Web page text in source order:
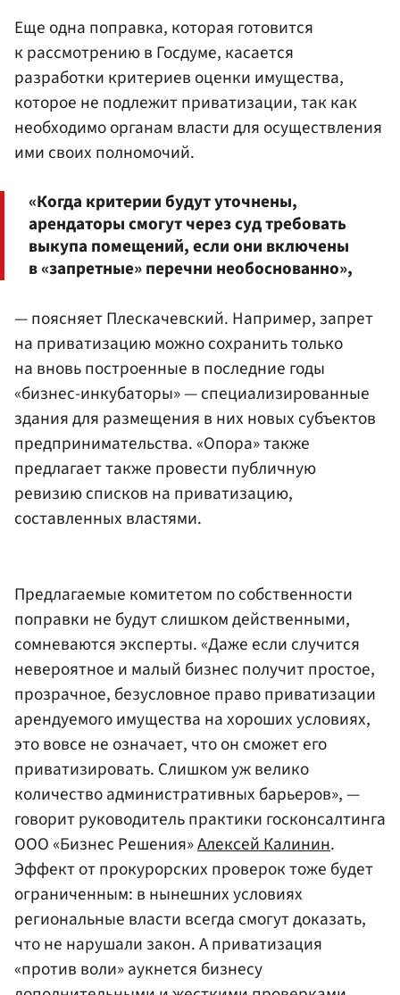
Еще одна поправка, которая готовится
к рассмотрению в Госдуме, касается
разработки критериев оценки имущества,
которое не подлежит приватизации, так как
необходимо органам власти для осуществления
ими своих полномочий.
«Когда критерии будут уточнены,
арендаторы смогут через суд требовать
выкупа помещений, если они включены
в «запретные» перечни необоснованно»,
— поясняет Плескачевский. Например, запрет
на приватизацию можно сохранить только
на вновь построенные в последние годы
«бизнес-инкубаторы» — специализированные
здания для размещения в них новых субъектов
предпринимательства. «Опора» также
предлагает также провести публичную
ревизию списков на приватизацию,
составленных властями.
Предлагаемые комитетом по собственности
поправки не будут слишком действенными,
сомневаются эксперты. «Даже если случится
невероятное и малый бизнес получит простое,
прозрачное, безусловное право приватизации
арендуемого имущества на хороших условиях,
это вовсе не означает, что он сможет его
приватизировать. Слишком уж велико
количество административных барьеров», —
говорит руководитель практики госконсалтинга
ООО «Бизнес Решения»Алексей Калинин.
Эффект от прокурорских проверок тоже будет
ограниченным: в нынешних условиях
региональные власти всегда смогут доказать,
что не нарушали закон. А приватизация
«против воли» аукнется бизнесу